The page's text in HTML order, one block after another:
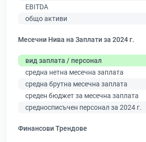
EBITDA
общо активи
Месечни Нива на Заплати за 2024 г.
вид заплата / персонал
средна нетна месечна заплата
средна брутна месечна заплата
среден бюджет за месечна заплата
средносписъчен персонал за 2024 г.
Финансови Трендове